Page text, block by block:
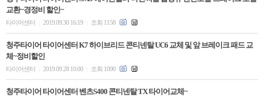
교환~경정비 할인~
타이어센터 2019.09.30 16:19 조회 1158
청주타이어 타이어센터 K7 하이브리드 콘티넨탈 UC6 교체 및 앞 브레이크 패드 교
체~정비할인
타이어센터 2019.09.28 10:00 조회 1090
청주타이어 타이어센터 벤츠S400 콘티넨탈 TX 타이어교체~